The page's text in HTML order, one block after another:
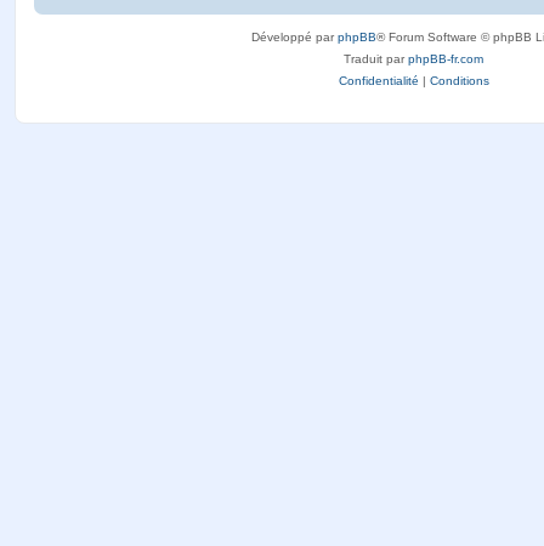
Développé parphpBB® Forum Software © phpBB
Traduit parphpBB-fr.com
Confidentialité | Conditions